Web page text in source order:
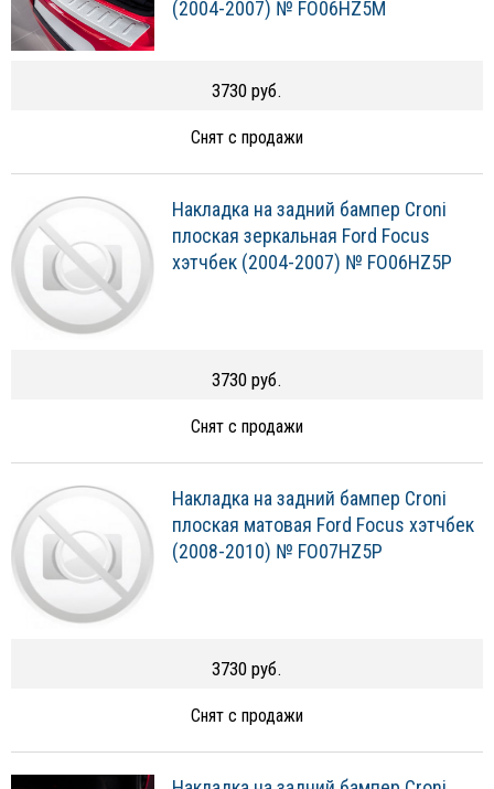
(2004-2007) № FO06HZ5M
3730 руб.
Снят с продажи
Накладка на задний бампер Croni
плоская зеркальная Ford Focus
хэтчбек (2004-2007) № FO06HZ5P
3730 руб.
Снят с продажи
Накладка на задний бампер Croni
плоская матовая Ford Focus хэтчбек
(2008-2010) № FO07HZ5P
3730 руб.
Снят с продажи